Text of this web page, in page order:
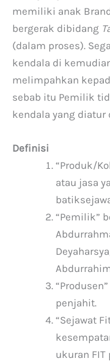
memiliki anak
bergerak dibidang
(dalam proses).
kendala di
melimpahkan
sebab itu Pemilik
kendala yang diatur
Definisi
“Produk/
atau jasa
“Pemilik”
penjahit.
“Sejawat
ukuran